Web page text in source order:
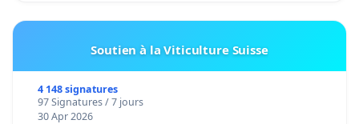
Soutien à la Viticulture Suisse
4 148 signatures
97 Signatures / 7 jours
30 Apr 2026